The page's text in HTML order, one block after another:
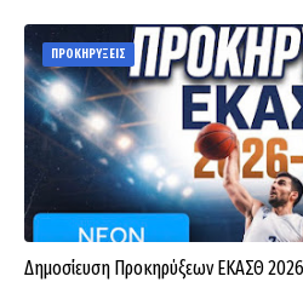
ΠΡΟΚΗΡΥΞΕΙΣ
Δημοσίευση Προκηρύξεων ΕΚΑΣΘ